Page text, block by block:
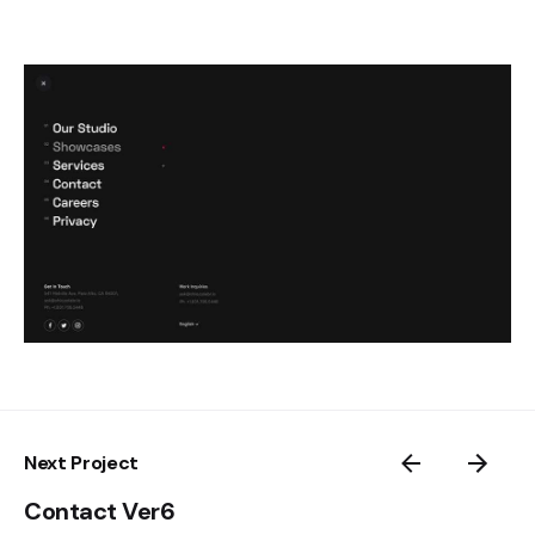
Next Project
Contact Ver6